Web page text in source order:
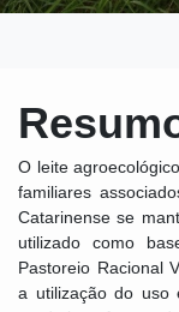
O leite
familiares
Catarinense se
utilizado como
Pastoreio Racional
a utilização do uso